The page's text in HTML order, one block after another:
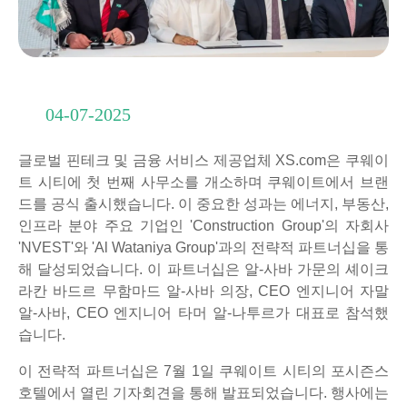
04-07-2025
글로벌 핀테크 및 금융 서비스 제공업체 XS.com은 쿠웨이
트 시티에 첫 번째 사무소를 개소하며 쿠웨이트에서 브랜
드를 공식 출시했습니다. 이 중요한 성과는 에너지, 부동산,
인프라 분야 주요 기업인 'Construction Group'의 자회사
'NVEST'와 'Al Wataniya Group'과의 전략적 파트너십을 통
해 달성되었습니다. 이 파트너십은 알-사바 가문의 셰이크
라칸 바드르 무함마드 알-사바 의장, CEO 엔지니어 자말
알-사바, CEO 엔지니어 타머 알-나투르가 대표로 참석했
습니다.
이 전략적 파트너십은 7월 1일 쿠웨이트 시티의 포시즌스
호텔에서 열린 기자회견을 통해 발표되었습니다. 행사에는